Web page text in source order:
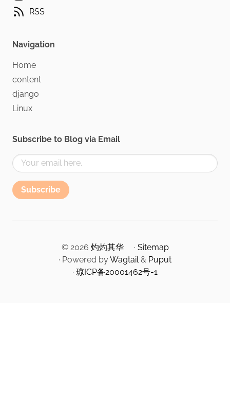
RSS
Navigation
Home
content
django
Linux
Subscribe to Blog via Email
Subscribe
© 2026 灼灼其华 · Sitemap
· Powered byWagtail & Puput
· 琼ICP备20001462号-1